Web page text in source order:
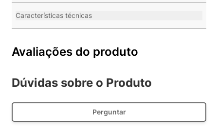
Características técnicas
Avaliações do produto
Dúvidas sobre o Produto
Perguntar